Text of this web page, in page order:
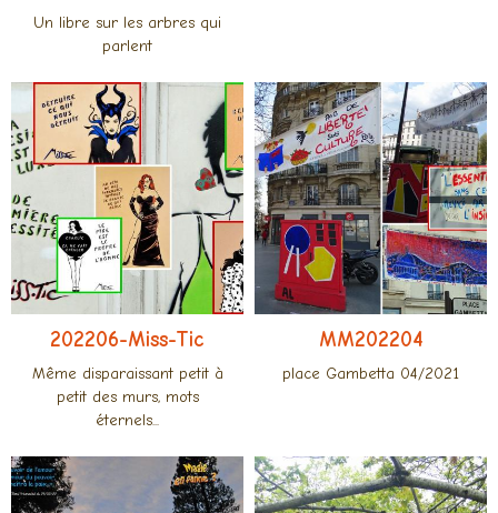
Un libre sur les arbres qui
parlent
202206-Miss-Tic
Même disparaissant petit à
petit des murs, mots
éternels...
MM202204
place Gambetta 04/2021